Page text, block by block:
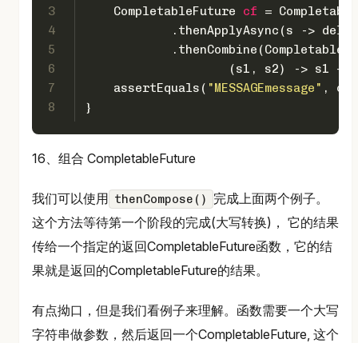
3
4
5
6
7
8
CompletableFuture
cf =
.thenApplyAsync(s ->
(s1, s2) -> s1 +
    assertEquals(
"MESSAGEmessage" ,
}
16、组合 CompletableFuture
我们可以使用 thenCompose()
完成上面两个例子。
这个方法等待第一个阶段的完成(大写转换)， 它的结果
传给一个指定的返回CompletableFuture函数，它的结
果就是返回的CompletableFuture的结果。
有点拗口，但是我们看例子来理解。函数需要一个大写
字符串做参数，然后返回一个CompletableFuture, 这个